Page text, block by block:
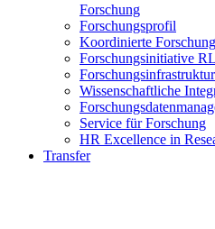
Forschung
Forschungsprofil
Koordinierte Forschung
Forschungsinitiative
Wissenschaftliche
Service für Forschung
HR Excellence in
Transfer